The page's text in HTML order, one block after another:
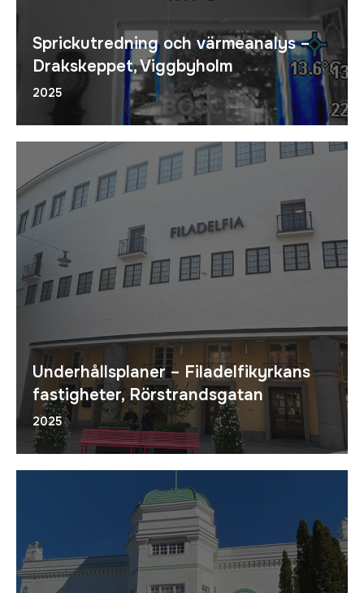
Sprickutredning och värmeanalys –
Drakskeppet, Viggbyholm
2025
Underhållsplaner – Filadelfikyrkans
fastigheter, Rörstrandsgatan
2025